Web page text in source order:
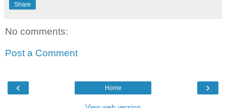
Share
No comments:
Post a Comment
‹ ›
Home